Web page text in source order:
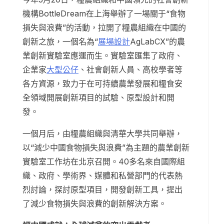
機構BottleDream在上海舉辦了一場關于“食物
損失與浪費”的活動，拉開了糧農組織在中國的
創新之旅，一個名為“展場設計AgLabCX”的農
業創新實驗室應運而生。實驗室匯集了政府、
企業家大型公仔 、社會創新人員、高校學者等
各方資源，致力于在可持續農業發展和糧食安
全領域開展創新項目的試驗、原型設計和開
發。
一個月后，由糧農組織與清華大學共同舉辦，
以“減少中國食物損失與浪費”為主題的農業創新
實驗室工作坊在北京召開。40多名來自國際組
織、政府、學術界、媒體和私營部門的代表熱
烈討論，探討原型項目，開發創新工具，提出
了減少食物損失與浪費的創新解決方案。